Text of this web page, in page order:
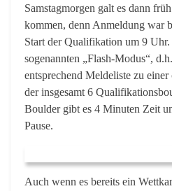
Samstagmorgen galt es dann
kommen, denn Anmeldung war
Start der Qualifikation um 9
sogenannten „Flash-Modus“,
entsprechend Meldeliste zu
der insgesamt 6
Boulder gibt es 4 Minuten Zeit
Pause.
Auch wenn es bereits ein